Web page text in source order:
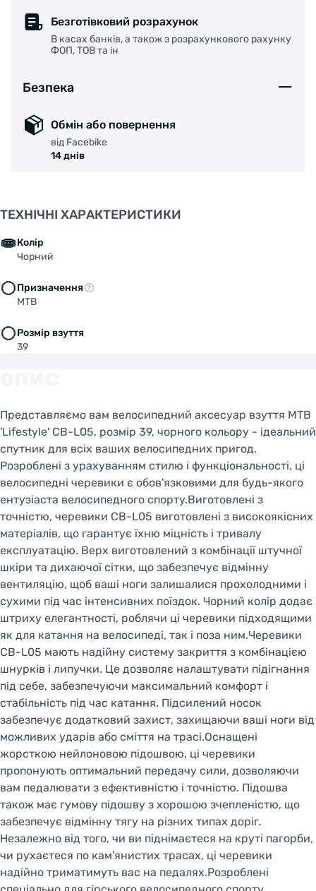
Безготівковий розрахунок
В касах банків, а також з розрахункового рахунку
ФОП, ТОВ та ін
Безпека
Обмін або повернення
від Facebike
14 днів
ТЕХНІЧНІ ХАРАКТЕРИСТИКИ
Колір
Чорний
Призначення
MTB
Розмір взуття
39
Представляємо вам велосипедний аксесуар взуття MTB
'Lifestyle' CB-L05, розмір 39, чорного кольору - ідеальний
спутник для всіх ваших велосипедних пригод.
Розроблені з урахуванням стилю і функціональності, ці
велосипедні черевики є обов'язковими для будь-якого
ентузіаста велосипедного спорту.Виготовлені з
точністю, черевики CB-L05 виготовлені з високоякісних
матеріалів, що гарантує їхню міцність і тривалу
експлуатацію. Верх виготовлений з комбінації штучної
шкіри та дихаючої сітки, що забезпечує відмінну
вентиляцію, щоб ваші ноги залишалися прохолодними і
сухими під час інтенсивних поїздок. Чорний колір додає
штриху елегантності, роблячи ці черевики підходящими
як для катання на велосипеді, так і поза ним.Черевики
CB-L05 мають надійну систему закриття з комбінацією
шнурків і липучки. Це дозволяє налаштувати підігнання
під себе, забезпечуючи максимальний комфорт і
стабільність під час катання. Підсилений носок
забезпечує додатковий захист, захищаючи ваші ноги від
можливих ударів або сміття на трасі.Оснащені
жорсткою нейлоновою підошвою, ці черевики
пропонують оптимальний передачу сили, дозволяючи
вам педалювати з ефективністю і точністю. Підошва
також має гумову підошву з хорошою зчепленістю, що
забезпечує відмінну тягу на різних типах доріг.
Незалежно від того, чи ви піднімаєтеся на круті пагорби,
чи рухаєтеся по кам'янистих трасах, ці черевики
надійно триматимуть вас на педалях.Розроблені